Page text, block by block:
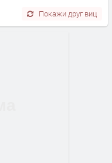
Покажи друг виц